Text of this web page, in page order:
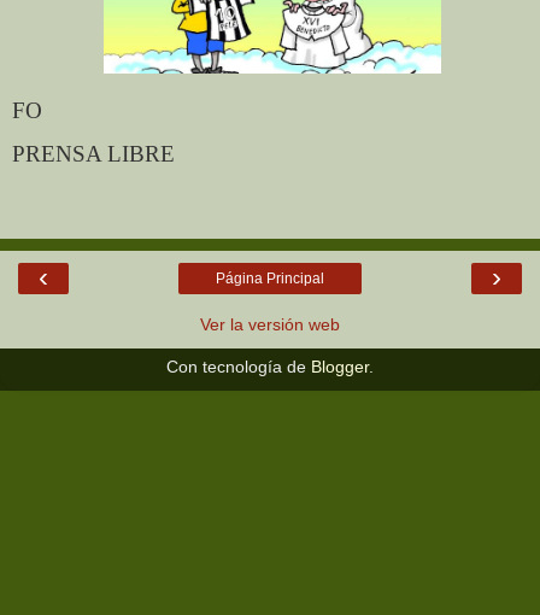
FO
PRENSA LIBRE
‹ ›
Página Principal
Ver la versión web
Con tecnología de Blogger.